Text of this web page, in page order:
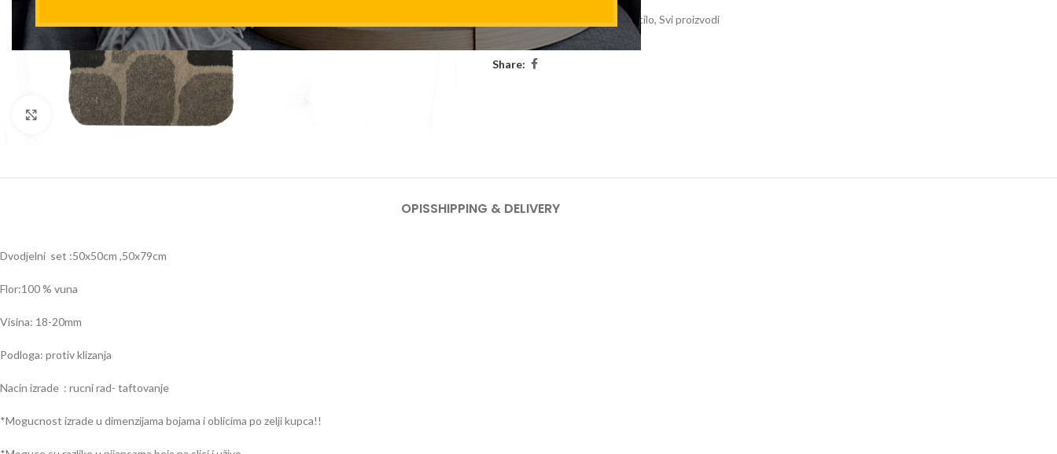
Click to enlarge
Prostirke za kupatilo, Svi proizvodi
pk087
Share:
OPISSHIPPING & DELIVERY
Dvodjelni set :50x50cm ,50x79cm
Flor:100 % vuna
Visina: 18-20mm
Podloga: protiv klizanja
Nacin izrade : rucni rad- taftovanje
*Mogucnost izrade u dimenzijama bojama i oblicima po zelji kupca!!